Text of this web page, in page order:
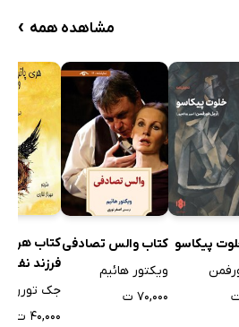
مشاهده همه ›
پیکاسو کتاب والس تصادفی
ویکتور هائیم
۷۰,۰۰۰ ت
کتاب هری
فرزند
جک تورن
۴۰,۰۰۰ ت